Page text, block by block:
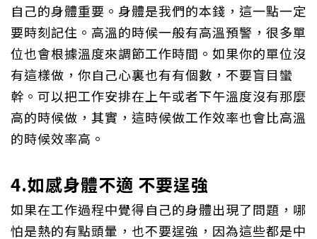
自己的身體重要。身體是我們的本錢，這一點一定
要時刻記住。高溫的時候一般有高溫預警，很多單
位也會根據溫度來調節工作時間。如果你的單位沒
有這樣做，你自己心裏也有有個數，不要盲目蠻
幹。可以把工作安排在上午或者下午溫度沒有那麼
高的時候做，其實，這時候做工作效率也會比高溫
的時候效率高。
4.如感身體不適 不要逞強
如果在工作過程中覺得自己的身體出現了問題，哪
怕是熱的有點頭暈，也不要逞強，因為這些都是中